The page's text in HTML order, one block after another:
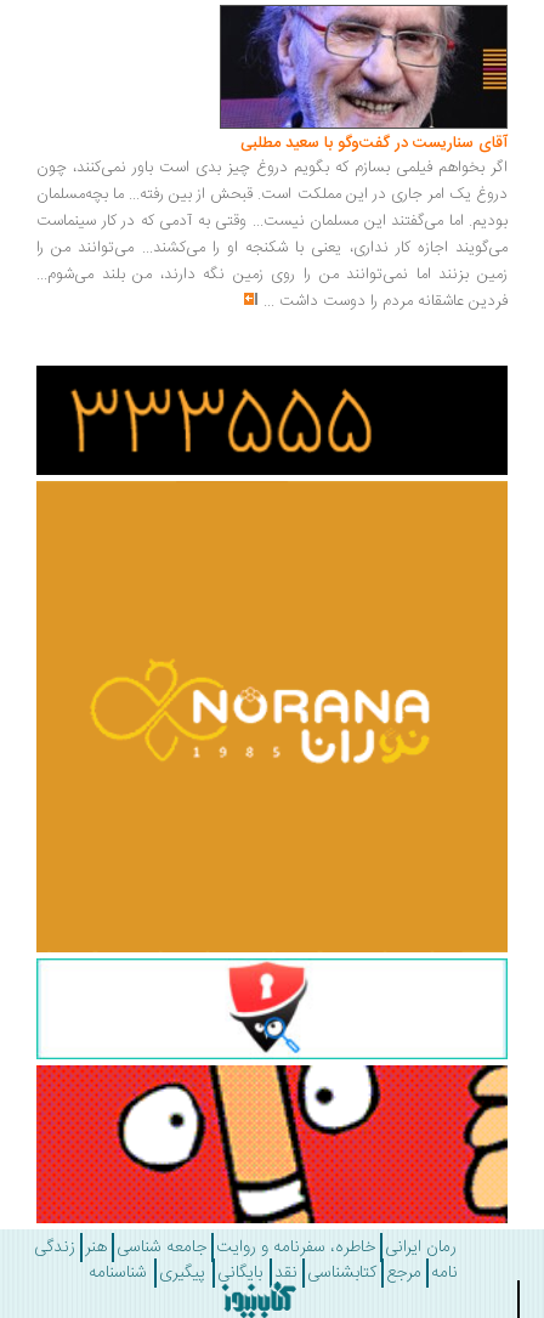
سناریست در گفت‌وگو با سعید مطلبی
بخواهم فیلمی بسازم که بگویم دروغ چیز بدی است باور نمی‌کنند، چون
یک امر جاری در این مملکت است. قبحش از بین رفته... ما بچه‌مسلمان
اما می‌گفتند این مسلمان نیست... وقتی به آدمی که در کار سینماست
اجازه کار نداری، یعنی با شکنجه او را می‌کشند... می‌توانند من را
بزنند اما نمی‌توانند من را روی زمین نگه دارند، من بلند می‌شوم...
عاشقانه مردم را دوست داشت ...
رمان ایرانی خاطره، سفرنامه و روایت جامعه شناسی هنر زندگی
مرجع کتابشناسی نقد بایگانی پیگیری شناسنامه